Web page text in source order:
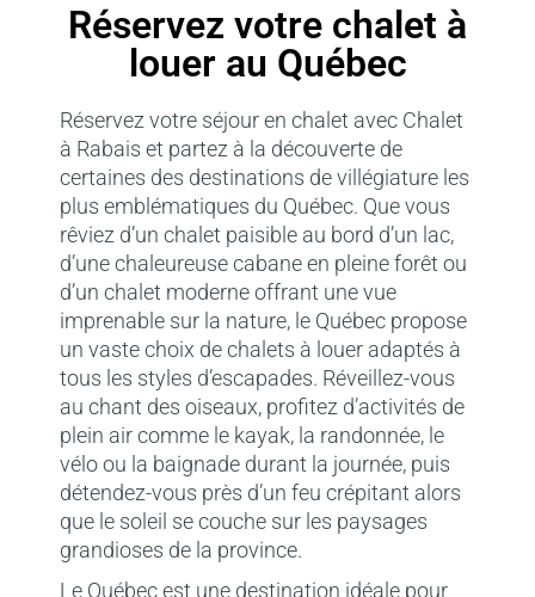
Réservez votre chalet à
louer au Québec
Réservez votre séjour en chalet avec Chalet
à Rabais et partez à la découverte de
certaines des destinations de villégiature les
plus emblématiques du Québec. Que vous
rêviez d’un chalet paisible au bord d’un lac,
d’une chaleureuse cabane en pleine forêt ou
d’un chalet moderne offrant une vue
imprenable sur la nature, le Québec propose
un vaste choix de chalets à louer adaptés à
tous les styles d’escapades. Réveillez-vous
au chant des oiseaux, profitez d’activités de
plein air comme le kayak, la randonnée, le
vélo ou la baignade durant la journée, puis
détendez-vous près d’un feu crépitant alors
que le soleil se couche sur les paysages
grandioses de la province.
Le Québec est une destination idéale pour